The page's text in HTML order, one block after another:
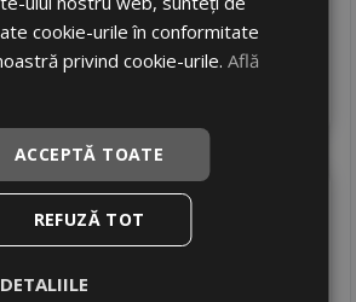
In stoc - peste 12 buc
livrare 24/48 ore
Stoc magazin
Versat as2
50 R17 98W
cookie-urile în conformitate
privind cookie-urile.Află
ACCEPTĂ TOATE
REFUZĂ TOT